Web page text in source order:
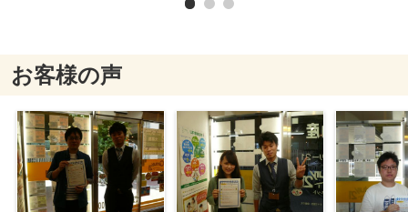
お客様の声